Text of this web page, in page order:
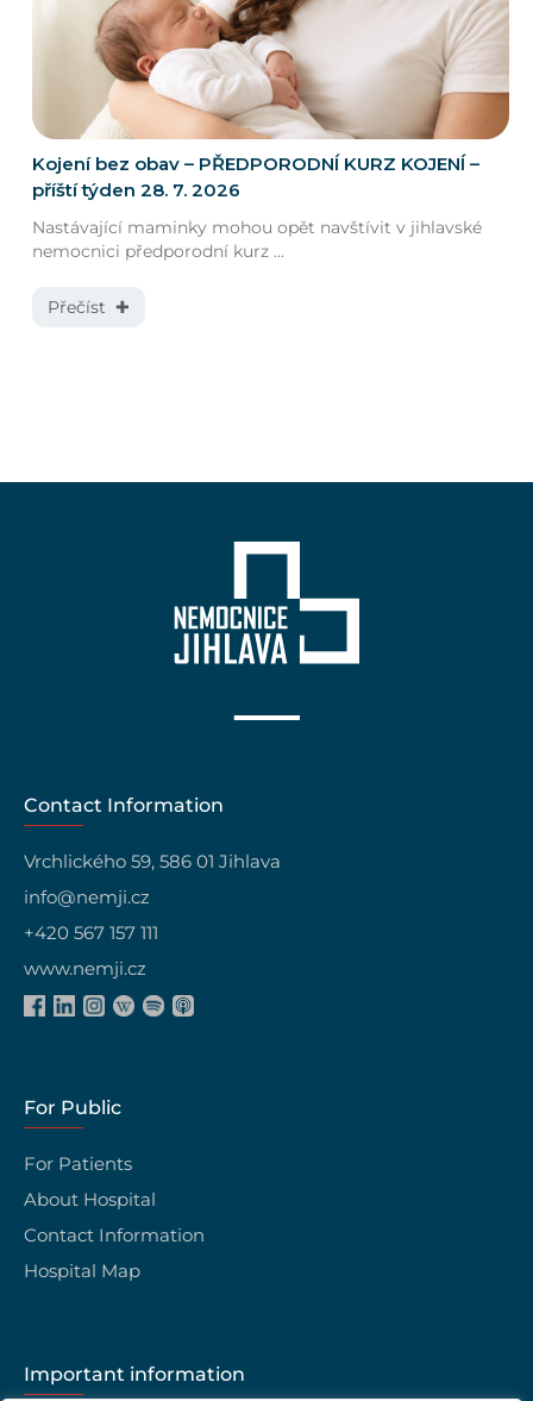
Kojení bez obav – PŘEDPORODNÍ KURZ KOJENÍ –
příští týden 28. 7. 2026
Nastávající maminky mohou opět navštívit v jihlavské
nemocnici předporodní kurz ...
Přečíst ✚
Contact Information
Vrchlického 59, 586 01 Jihlava
info@nemji.cz
+420 567 157 111
www.nemji.cz
For Public
For Patients
About Hospital
Contact Information
Hospital Map
Important information